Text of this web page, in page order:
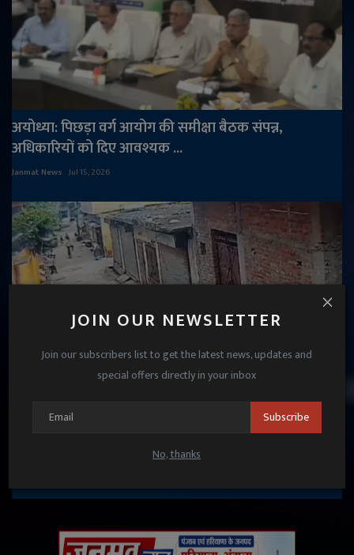
JOIN OUR NEWSLETTER
Join our subscribers list to get the latest news, updates and
special offers directly in your inbox
Subscribe
No, thanks
अयोध्या: पिछड़ा वर्ग आयोग की समीक्षा बैठक संपन्न,
अधिकारियों को दिए आवश्यक ...
Janmat News Jul 15, 2026
बरेली: पत्नि से तंग पति ने खुद को किया आग के हवाले,